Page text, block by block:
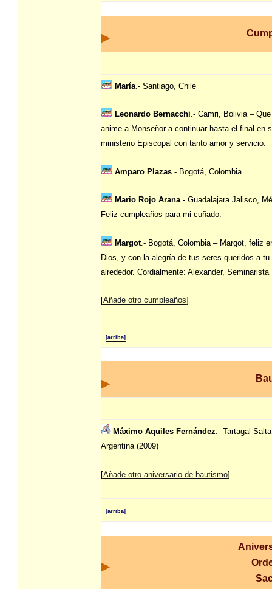
María .- Santiago, Chile
Leonardo Bernacchi.- Camri, Bolivia –
anime a Monseñor a continuar hasta el final en
ministerio Episcopal con tanto amor y servicio.
Amparo Plazas .- Bogotá, Colombia
Mario Rojo Arana.- Guadalajara Jalisco,
Feliz cumpleaños para mi cuñado.
Margot.- Bogotá, Colombia – Margot, feliz
Dios, y con la alegría de tus seres queridos a tu
alrededor. Cordialmente: Alexander, Seminarista
[Añade otro cumpleaños]
[arriba]
Máximo Aquiles Fernández.- Tartagal-
Argentina (2009)
[Añade otro aniversario de bautismo]
[arriba]